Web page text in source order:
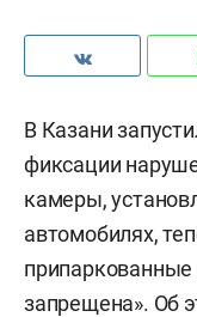
В Казани
фиксации
камеры,
автомобилях,
припаркованные
запрещена». Об